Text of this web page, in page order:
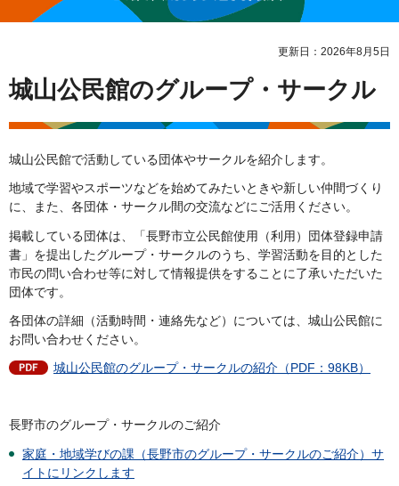
更新日：2026年8月5日
城山公民館のグループ・サークル
城山公民館で活動している団体やサークルを紹介します。
地域で学習やスポーツなどを始めてみたいときや新しい仲間づくり
に、また、各団体・サークル間の交流などにご活用ください。
掲載している団体は、「長野市立公民館使用（利用）団体登録申請
書」を提出したグループ・サークルのうち、学習活動を目的とした
市民の問い合わせ等に対して情報提供をすることに了承いただいた
団体です。
各団体の詳細（活動時間・連絡先など）については、城山公民館に
お問い合わせください。
城山公民館のグループ・サークルの紹介（PDF：98KB）
長野市のグループ・サークルのご紹介
家庭・地域学びの課（長野市のグループ・サークルのご紹介）サ
イトにリンクします